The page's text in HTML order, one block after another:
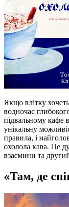
Якщо влітку
водночас
підвальному кафе
унікальну
правила, і
охолола кава. Це
взаємини та
«Там, де